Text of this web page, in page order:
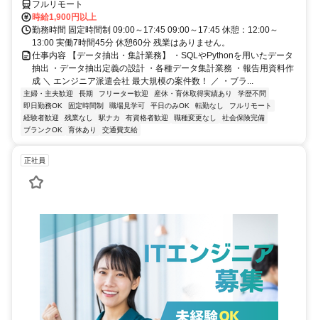
フルリモート
時給1,900円以上
勤務時間 固定時間制 09:00～17:45 09:00～17:45 休憩：12:00～
13:00 実働7時間45分 休憩60分 残業はありません。
仕事内容 【データ抽出・集計業務】 ・SQLやPythonを用いたデータ
抽出 ・データ抽出定義の設計 ・各種データ集計業務 ・報告用資料作
成 ＼ エンジニア派遣会社 最大規模の案件数！ ／ ・ブラ...
主婦・主夫歓迎 長期 フリーター歓迎 産休・育休取得実績あり
学歴不問
即日勤務OK
固定時間制 職場見学可 平日のみOK 転勤なし
フルリモート
経験者歓迎
残業なし 駅ナカ 有資格者歓迎 職種変更なし
社会保険完備
ブランクOK
育休あり 交通費支給
正社員